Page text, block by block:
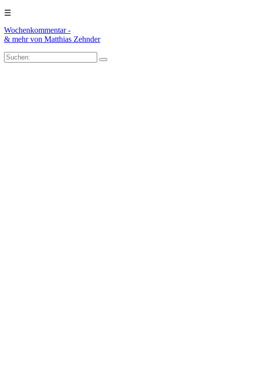
☰
Wochenkommentar -
& mehrvon Matthias Zehnder